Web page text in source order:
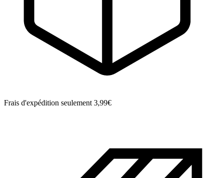
Frais d'expédition seulement 3,99€